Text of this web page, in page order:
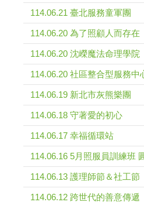
114.06.21 臺北服務童軍團
114.06.20 為了照顧人而存在
114.06.20 沈嶸魔法命理學院
114.06.20 社區整合型服務中
114.06.19 新北市灰熊樂團
114.06.18 守著愛的初心
114.06.17 幸福循環站
114.06.16 5月照服員訓練班
114.06.13 護理師節＆社工節
114.06.12 跨世代的善意傳遞